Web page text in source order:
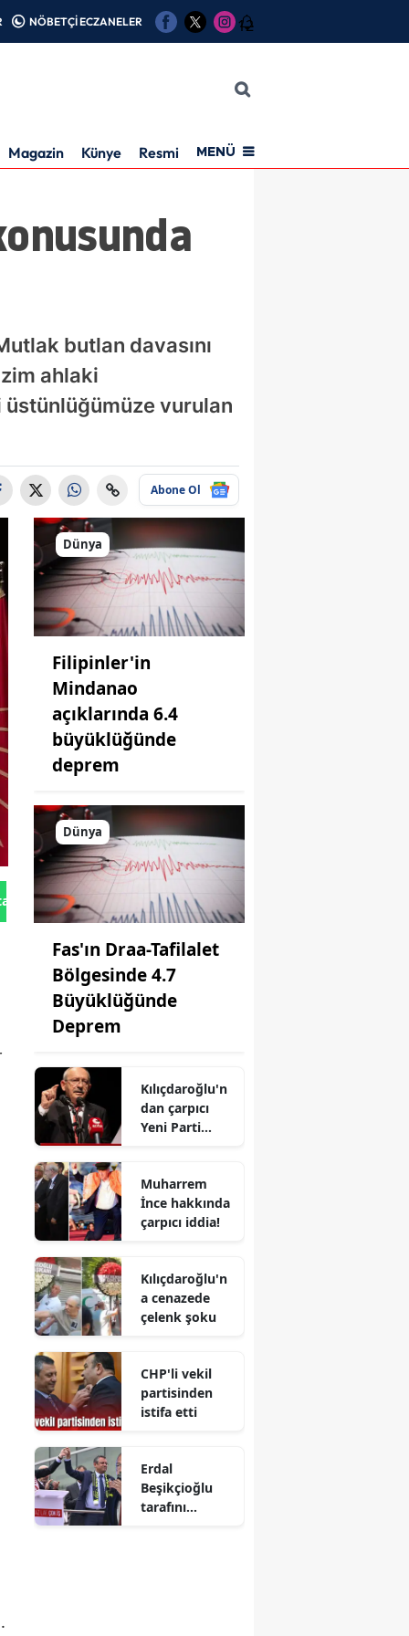
NÖBETÇİ ECZANELER 12
Magazin Künye Resmi İlanMENÜ
butlan davasını
ahlaki
vurulan
Abone Ol
Gönder
Dünya
Filipinler'in
Mindanao
açıklarında 6.4
büyüklüğünde
deprem
Dünya
Fas'ın Draa-Tafilalet
Bölgesinde 4.7
Büyüklüğünde
Deprem
Kılıçdaroğlu'n
dan çarpıcı
Yeni Parti
Muharrem
İnce hakkında
çarpıcı iddia!
Kılıçdaroğlu'n
a cenazede
çelenk şoku
CHP'li vekil
partisinden
istifa etti
Erdal
Beşikçioğlu
tarafını